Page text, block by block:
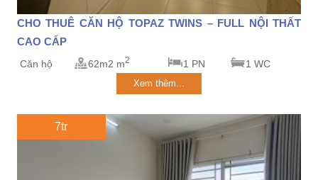
CHO THUÊ CĂN HỘ TOPAZ TWINS – FULL NỘI THẤT
CAO CẤP
Căn hộ 62m2 m2 1 PN 1 WC
Xem thêm...
7tr